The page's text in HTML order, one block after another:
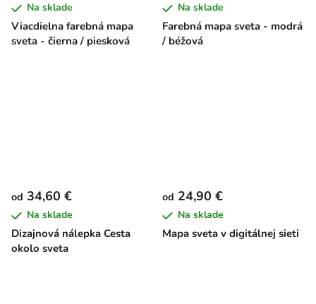
Viacdielna farebná mapa
sveta - čierna / piesková
Na sklade
Farebná mapa sveta - modrá
/ béžová
Na sklade
Dizajnová nálepka Cesta
okolo sveta
od 34,60 €
Na sklade
Mapa sveta v digitálnej sieti
od 24,90 €
Na sklade